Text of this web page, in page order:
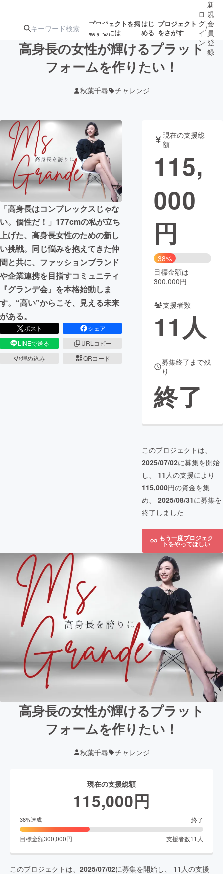
プロジェクトを掲
載するには
はじ
める
プロジェクト
をさがす
注目の新着プロ
ジェクト
ロジェクト
アート・写真 音楽
テクノロジー・ガジェット ゲーム・サ
映像・映画
ビジネス・起業
まちづくり・地域活性化
CAMPFIRE for Social Good
CAMPFIRE Creation
CAMPFIREふるさと納税
コミュニティ
ロ
グ
イ
ン
/
新
規
会
員
登
録
高身長の女性が輝けるプラット
フォームを作りたい！
秋葉千尋 チャレンジ
「高身長はコンプレックスじゃな
い。個性だ！」177cmの私が立ち
上げた、高身長女性のための新し
い挑戦。同じ悩みを抱えてきた仲
間と共に、ファッションブランド
や企業連携を目指すコミュニティ
『グランデ会』を本格始動しま
す。“高い”からこそ、見える未来
がある。
ポスト
シェア
LINEで送る
URLコピー
埋め込み
QRコード
現在の支援総
額
115,
000
円
38%
目標金額は
300,000円
支援者数
11 人
募集終了まで残
り
終了
このプロジェクトは、
2025/07/02に募集を開始
し、 11 人の支援により
115,000円の資金を集
め、 2025/08/31に募集を
終了しました
もう一度プロジェク
トをやってほしい
高身長の女性が輝けるプラット
フォームを作りたい！
秋葉千尋 チャレンジ
現在の支援総額
115,000円
38%達成 終了
目標金額300,000円 支援者数11 人
このプロジェクトは、 2025/07/02に募集を開始し、 11 人の支援